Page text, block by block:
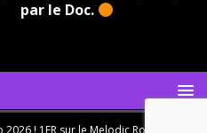
(2026) par le Doc.